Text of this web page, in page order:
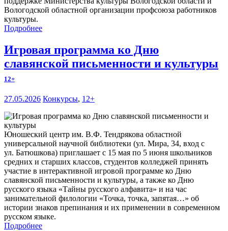
Вологодской областной организации профсоюза работников
культуры.
Подробнее
Игровая программа ко Дню
славянской письменности и культуры
12+
27.05.2026 Конкурсы, 12+
Юношеский центр им. В.Ф. Тендрякова областной
универсальной научной библиотеки (ул. Мира, 34, вход с
ул. Батюшкова) приглашает с 15 мая по 5 июня школьников
средних и старших классов, студентов колледжей принять
участие в интерактивной игровой программе ко Дню
славянской письменности и культуры, а также ко Дню
русского языка «Тайны русского алфавита» и на час
занимательной филологии «Точка, точка, запятая…» об
истории знаков препинания и их применении в современном
русском языке.
Подробнее